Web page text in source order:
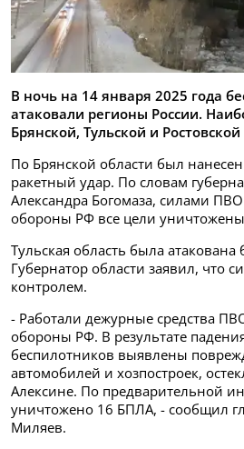
В ночь на 14 января 2025 года
атаковали регионы России.
Брянской, Тульской и Ростовской
По Брянской области был
ракетный удар. По словам
Александра Богомаза, силами
обороны РФ все цели
Тульская область была
Губернатор области заявил, что
контролем.
- Работали дежурные средства
обороны РФ. В результате
беспилотников выявлены
автомобилей и хозпостроек,
Алексине. По предварительной
уничтожено 16 БПЛА, - сообщил
Миляев.